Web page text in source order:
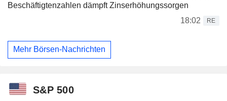
Beschäftigtenzahlen dämpft Zinserhöhungssorgen
18:02
RE
Mehr Börsen-Nachrichten
S&P 500